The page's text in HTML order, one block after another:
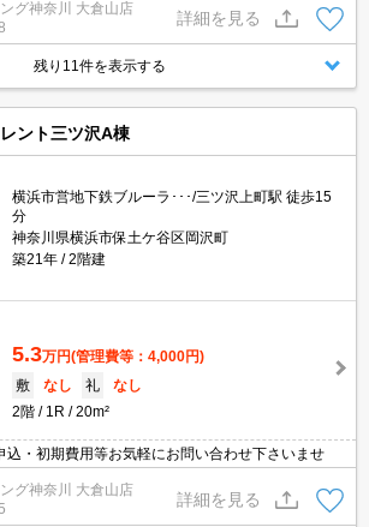
グ神奈川 大倉山店
詳細を見る
残り11件を表示する
ント三ツ沢A棟
横浜市営地下鉄ブルーラ･･･/三ツ沢上町駅 徒歩15
分
神奈川県横浜市保土ケ谷区岡沢町
築21年
2階建
5.3万円(管理費等：4,000円)
敷
なし 礼
なし
2階
1R 20m²
込・初期費用等お気軽にお問い合わせ下さいませ
グ神奈川 大倉山店
詳細を見る